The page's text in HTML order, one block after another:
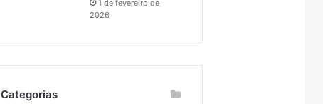
1 de fevereiro de
2026
Categorias